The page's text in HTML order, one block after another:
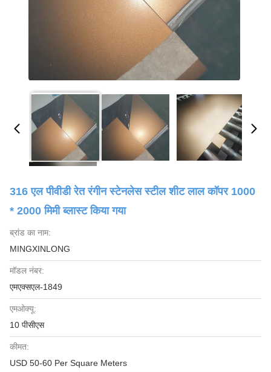
316 एल पीवीडी रेत रंगीन स्टेनलेस स्टील शीट लाल कॉपर 1000
* 2000 मिमी ब्लास्ट किया गया
ब्रांड का नाम:
MINGXINLONG
मॉडल नंबर:
एमएक्सएल-1849
एमओक्यू:
10 पीसीएस
कीमत:
USD 50-60 Per Square Meters